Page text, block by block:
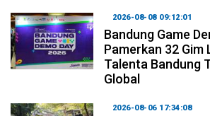
2026-08-08 09:12:01
Bandung Game
Pamerkan 32 Gim
Talenta Bandung
Global
2026-08-06 17:34:08